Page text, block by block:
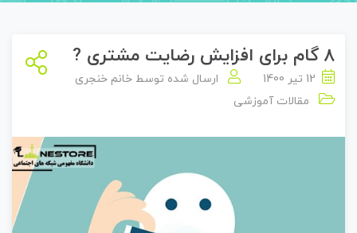
8 گام برای افزایش رضایت مشتری ?
12 تیر 1400 ارسال شده توسط خانم خنجری
مقالات آموزشی